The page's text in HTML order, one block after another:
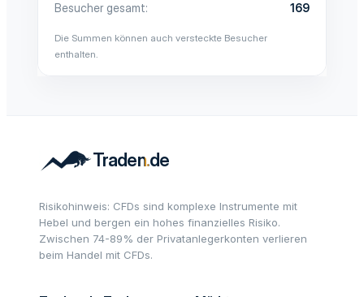
Besucher gesamt
169
Die Summen können auch versteckte Besucher
enthalten.
Risikohinweis: CFDs sind komplexe Instrumente mit
Hebel und bergen ein hohes finanzielles Risiko.
Zwischen 74-89% der Privatanlegerkonten verlieren
beim Handel mit CFDs.